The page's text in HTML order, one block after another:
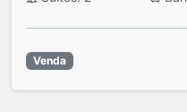
Venda